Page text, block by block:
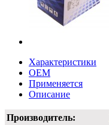
Характеристики
OEM
Применяется
Описание
Производитель: